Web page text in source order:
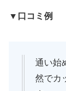
▼口コミ例
通い始
然でカ